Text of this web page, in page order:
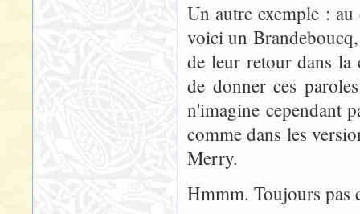
Un autre exemple :
voici un
de leur retour dans
de donner ces
n'imagine cependant
comme dans les
Merry.
Hmmm. Toujours pas